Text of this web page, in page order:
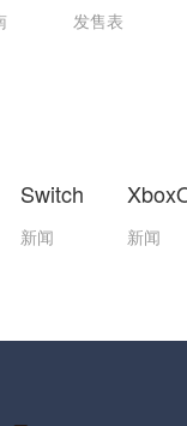
发售表
Switch
新闻 新闻